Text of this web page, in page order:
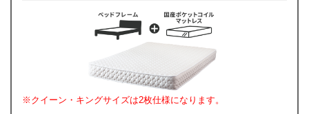
※クイーン・キングサイズは2枚仕様になります。